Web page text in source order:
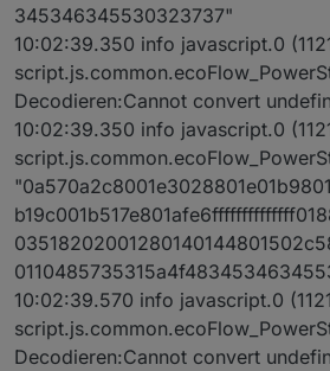
345346345530323737"
10:02:39.350 info javascript.0
Decodieren:Cannot convert
10:02:39.350 info javascript.0
10:02:39.570 info javascript.0
Decodieren:Cannot convert